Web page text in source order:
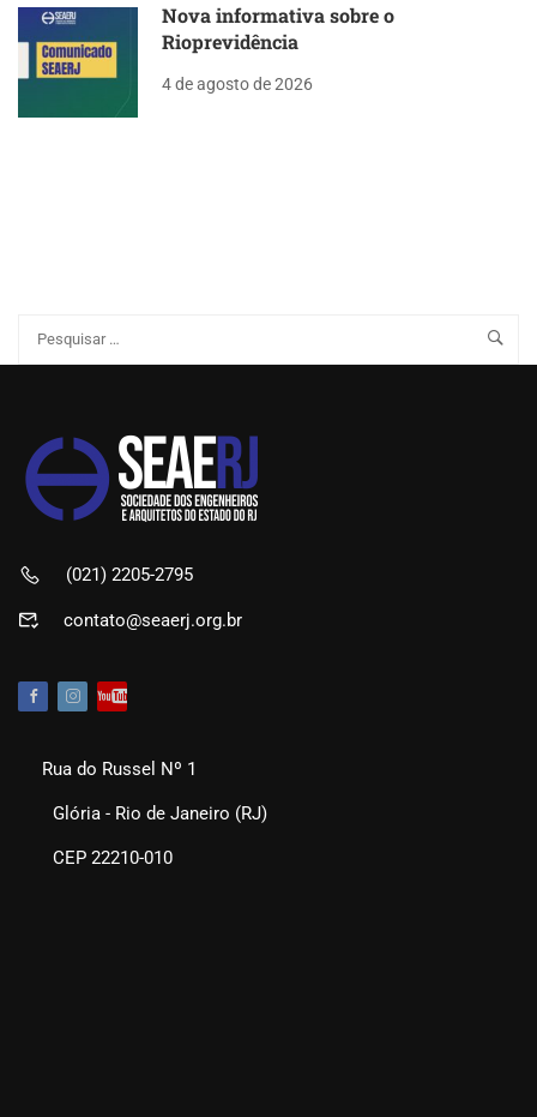
Nova informativa sobre o
Rioprevidência
4 de agosto de 2026
(021) 2205-2795
contato@seaerj.org.br
Rua do Russel Nº 1
Glória - Rio de Janeiro (RJ)
CEP 22210-010